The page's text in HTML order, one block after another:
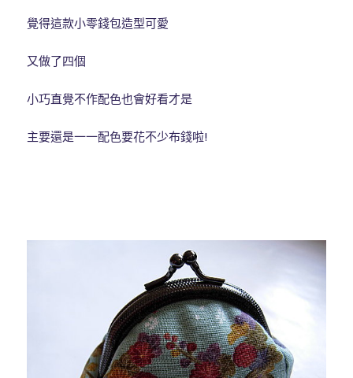
覺得這款小零錢包造型可愛
又做了四個
小巧直覺不作配色也會好看才是
主要還是一一配色要花不少布錢啦!